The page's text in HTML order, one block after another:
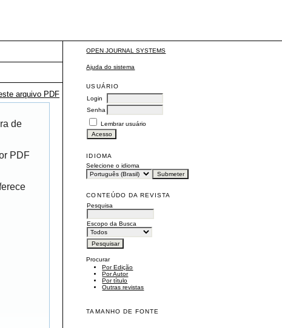
OPEN JOURNAL SYSTEMS
Ajuda do sistema
USUÁRIO
Login
Senha
Lembrar usuário
IDIOMA
Selecione o idioma
CONTEÚDO DA REVISTA
Pesquisa
Escopo da Busca
Procurar
Por Edição
Por Autor
Por título
Outras revistas
TAMANHO DE FONTE
arquivo PDF
de
PDF